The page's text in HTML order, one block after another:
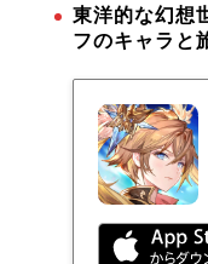
東洋的な幻想
フのキャラと